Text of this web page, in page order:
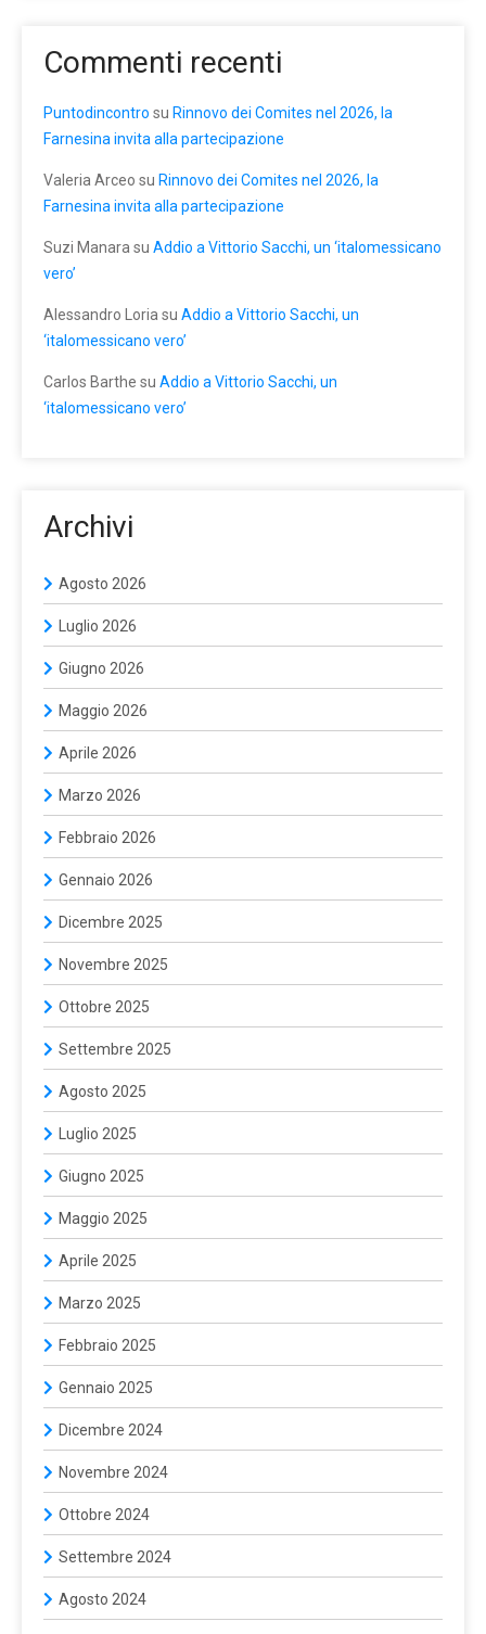
Commenti recenti
Puntodincontro su Rinnovo dei Comites nel 2026, la
Farnesina invita alla partecipazione
Valeria Arceo su Rinnovo dei Comites nel 2026, la
Farnesina invita alla partecipazione
Suzi Manara su Addio a Vittorio Sacchi, un ‘italomessicano
vero’
Alessandro Loria su Addio a Vittorio Sacchi, un
‘italomessicano vero’
Carlos Barthe su Addio a Vittorio Sacchi, un
‘italomessicano vero’
Archivi
Agosto 2026
Luglio 2026
Giugno 2026
Maggio 2026
Aprile 2026
Marzo 2026
Febbraio 2026
Gennaio 2026
Dicembre 2025
Novembre 2025
Ottobre 2025
Settembre 2025
Agosto 2025
Luglio 2025
Giugno 2025
Maggio 2025
Aprile 2025
Marzo 2025
Febbraio 2025
Gennaio 2025
Dicembre 2024
Novembre 2024
Ottobre 2024
Settembre 2024
Agosto 2024